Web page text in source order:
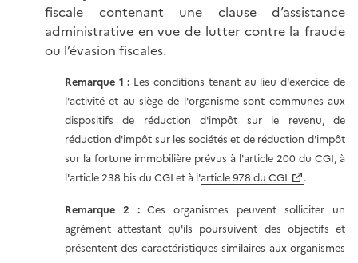
fiscale contenant une clause d’assistance
administrative en vue de lutter contre la fraude
ou l’évasion fiscales.
Remarque 1 : Les conditions tenant au lieu d'exercice de
l'activité et au siège de l'organisme sont communes aux
dispositifs de réduction d'impôt sur le revenu, de
réduction d'impôt sur les sociétés et de réduction d'impôt
sur la fortune immobilière prévus à l'article 200 du CGI, à
l'article 238 bis du CGI et à l'article 978 du CGI .
Remarque 2 :Ces organismes peuvent solliciter un
agrément attestant qu'ils poursuivent des objectifs et
présentent des caractéristiques similaires aux organismes